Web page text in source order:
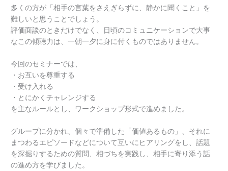
多くの方が「相手の言葉をさえぎらずに、静かに聞くこと」を
難しいと思うことでしょう。
評価面談のときだけでなく、日頃のコミュニケーションで大事
なこの傾聴力は、一朝一夕に身に付くものではありません。
今回のセミナーでは、
・お互いを尊重する
・受け入れる
・とにかくチャレンジする
を主なルールとし、ワークショップ形式で進めました。
グループに分かれ、個々で準備した「価値あるもの」、それに
まつわるエピソードなどについて互いにヒアリングをし、話題
を深掘りするための質問、相づちを実践し、相手に寄り添う話
の進め方を学びました。